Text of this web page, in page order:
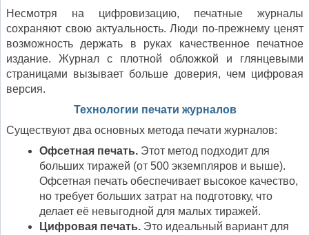
Несмотря на цифровизацию, печатные журналы
сохраняют свою актуальность. Люди по-прежнему ценят
возможность держать в руках качественное печатное
издание. Журнал с плотной обложкой и глянцевыми
страницами вызывает больше доверия, чем цифровая
версия.
Технологии печати журналов
Существуют два основных метода печати журналов:
Офсетная печать. Этот метод подходит для
больших тиражей (от 500 экземпляров и выше).
Офсетная печать обеспечивает высокое качество,
но требует больших затрат на подготовку, что
делает её невыгодной для малых тиражей.
Цифровая печать. Это идеальный вариант для